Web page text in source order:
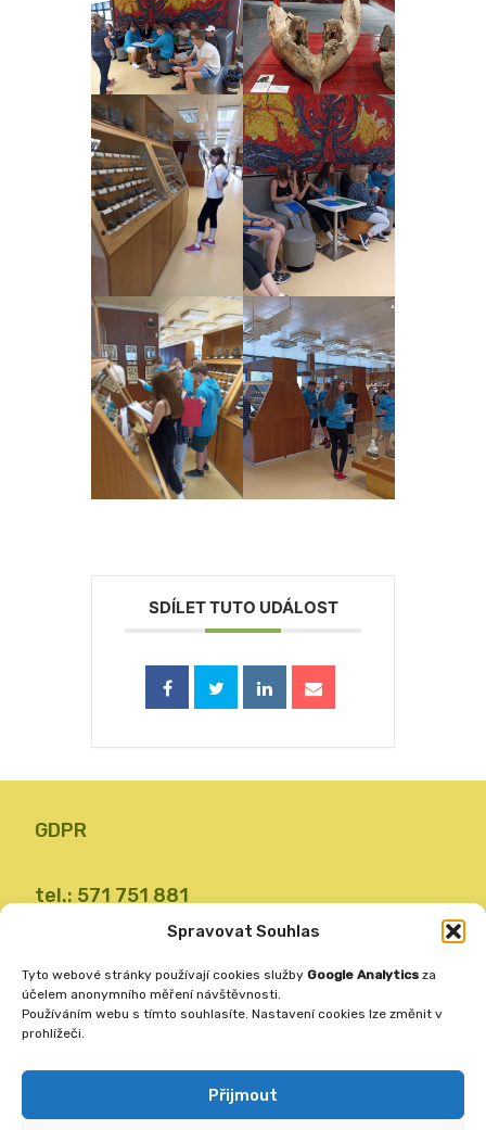
Spravovat Souhlas
Tyto webové stránky používají cookies služby Google Analytics za
účelem anonymního měření návštěvnosti.
Používáním webu s tímto souhlasíte. Nastavení cookies lze změnit v
prohlížeči.
Přijmout
SDÍLET TUTO UDÁLOST
GDPR
tel.: 571 751 881
email: zsvalbystrice@zsvb.cz
ID datové schránky: 24dabpx